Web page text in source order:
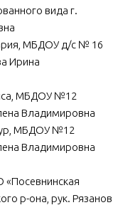
вида г.
МБДОУ д/с № 16
Ирина
МБДОУ №12
Владимировна
МБДОУ №12
Владимировна
р-она, рук. Рязанов